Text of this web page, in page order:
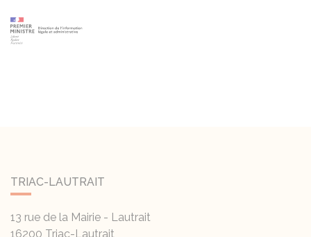
TRIAC-LAUTRAIT
13 rue de la Mairie - Lautrait
16200 Triac-Lautrait